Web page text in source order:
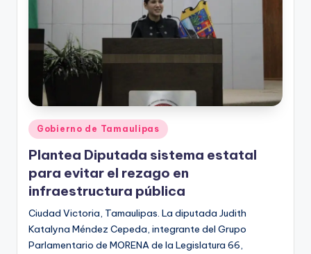
Publicado
en
Gobierno de Tamaulipas
Plantea Diputada sistema estatal
para evitar el rezago en
infraestructura pública
Ciudad Victoria, Tamaulipas. La diputada Judith
Katalyna Méndez Cepeda, integrante del Grupo
Parlamentario de MORENA de la Legislatura 66,